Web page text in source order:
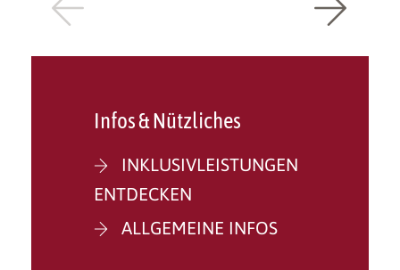
Infos & Nützliches
INKLUSIVLEISTUNGEN
ENTDECKEN
ALLGEMEINE INFOS